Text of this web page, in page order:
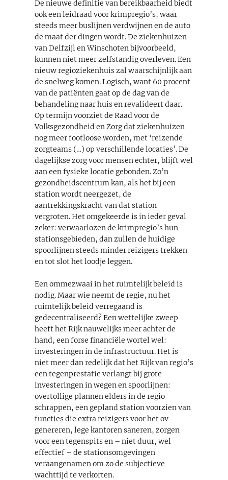
De nieuwe definitie van bereikbaarheid biedt
ook een leidraad voor krimpregio’s, waar
steeds meer buslijnen verdwijnen en de auto
de maat der dingen wordt. De ziekenhuizen
van Delfzijl en Winschoten bijvoorbeeld,
kunnen niet meer zelfstandig overleven. Een
nieuw regioziekenhuis zal waarschijnlijk aan
de snelweg komen. Logisch, want 60 procent
van de patiënten gaat op de dag van de
behandeling naar huis en revalideert daar.
Op termijn voorziet de Raad voor de
Volksgezondheid en Zorg dat ziekenhuizen
nog meer footloose worden, met ‘reizende
zorgteams (…) op verschillende locaties’. De
dagelijkse zorg voor mensen echter, blijft wel
aan een fysieke locatie gebonden. Zo’n
gezondheidscentrum kan, als het bij een
station wordt neergezet, de
aantrekkingskracht van dat station
vergroten. Het omgekeerde is in ieder geval
zeker: verwaarlozen de krimpregio’s hun
stationsgebieden, dan zullen de huidige
spoorlijnen steeds minder reizigers trekken
en tot slot het loodje leggen.
Een ommezwaai in het ruimtelijk beleid is
nodig. Maar wie neemt de regie, nu het
ruimtelijk beleid verregaand is
gedecentraliseerd? Een wettelijke zweep
heeft het Rijk nauwelijks meer achter de
hand, een forse financiële wortel wel:
investeringen in de infrastructuur. Het is
niet meer dan redelijk dat het Rijk van regio’s
een tegenprestatie verlangt bij grote
investeringen in wegen en spoorlijnen:
overtollige plannen elders in de regio
schrappen, een gepland station voorzien van
functies die extra reizigers voor het ov
genereren, lege kantoren saneren, zorgen
voor een tegenspits en – niet duur, wel
effectief – de stationsomgevingen
veraangenamen om zo de subjectieve
wachttijd te verkorten.